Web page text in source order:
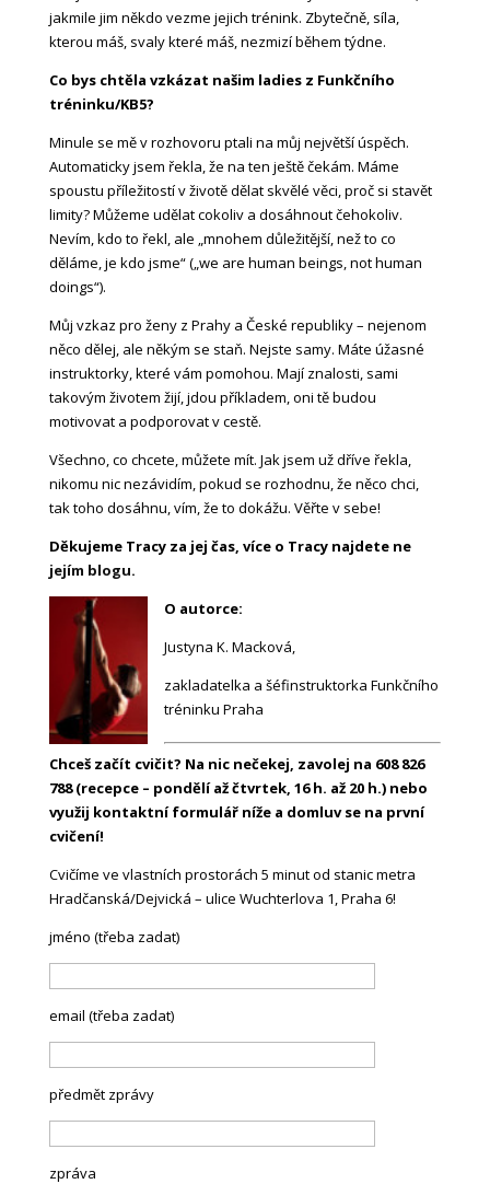
jakmile jim někdo vezme jejich trénink. Zbytečně, síla,
kterou máš, svaly které máš, nezmizí během týdne.
Co bys chtěla vzkázat našim ladies z Funkčního
tréninku/KB5?
Minule se mě v rozhovoru ptali na můj největší úspěch.
Automaticky jsem řekla, že na ten ještě čekám. Máme
spoustu příležitostí v životě dělat skvělé věci, proč si stavět
limity? Můžeme udělat cokoliv a dosáhnout čehokoliv.
Nevím, kdo to řekl, ale „mnohem důležitější, než to co
děláme, je kdo jsme“ („we are human beings, not human
doings“).
Můj vzkaz pro ženy z Prahy a České republiky – nejenom
něco dělej, ale někým se staň. Nejste samy. Máte úžasné
instruktorky, které vám pomohou. Mají znalosti, sami
takovým životem žijí, jdou příkladem, oni tě budou
motivovat a podporovat v cestě.
Všechno, co chcete, můžete mít. Jak jsem už dříve řekla,
nikomu nic nezávidím, pokud se rozhodnu, že něco chci,
tak toho dosáhnu, vím, že to dokážu. Věřte v sebe!
Děkujeme Tracy za jej čas, více o Tracy najdete ne
jejím blogu.
O autorce:
Justyna K. Macková,
zakladatelka a šéfinstruktorka Funkčního
tréninku Praha
Chceš začít cvičit? Na nic nečekej, zavolej na 608 826
788 (recepce – pondělí až čtvrtek, 16 h. až 20 h.) nebo
využij kontaktní formulář níže a domluv se na první
cvičení!
Cvičíme ve vlastních prostorách 5 minut od stanic metra
Hradčanská/Dejvická – ulice Wuchterlova 1, Praha 6!
jméno (třeba zadat)
email (třeba zadat)
předmět zprávy
zpráva